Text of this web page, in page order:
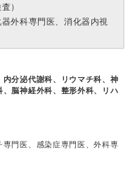
）
外科専門医、消化器内視
分泌代謝科、リウマチ科、神
脳神経外科、整形外科、リハ
門医、感染症専門医、外科専